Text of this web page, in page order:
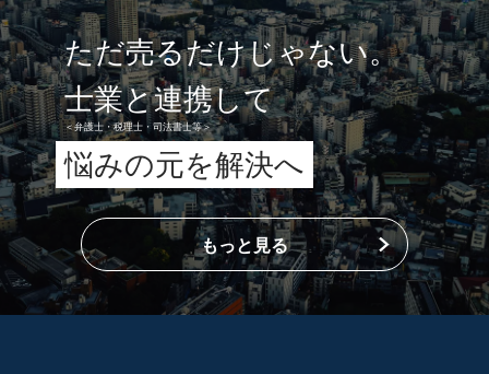
ただ売るだけじゃない。
士業と連携して
＜弁護士・税理士・司法書士等＞
悩みの元を解決へ
もっと見る